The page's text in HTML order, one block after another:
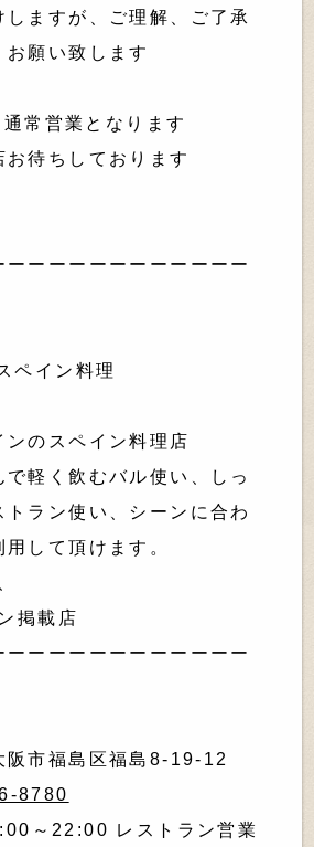
しますが、ご理解、ご了承
願い致します
常営業となります
お待ちしております
ーーーーーーーーーーーー
ペイン料理
ンのスペイン料理店
で軽く飲むバル使い、しっ
トラン使い、シーンに合わ
して頂けます。
掲載店
ーーーーーーーーーーーー
阪市福島区福島8-19-12
8780
～22:00 レストラン営業